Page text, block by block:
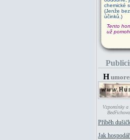
chemické
(Jenže
účinků.)
Tento
už
H
Vzpomínky a
Příběh
Jak